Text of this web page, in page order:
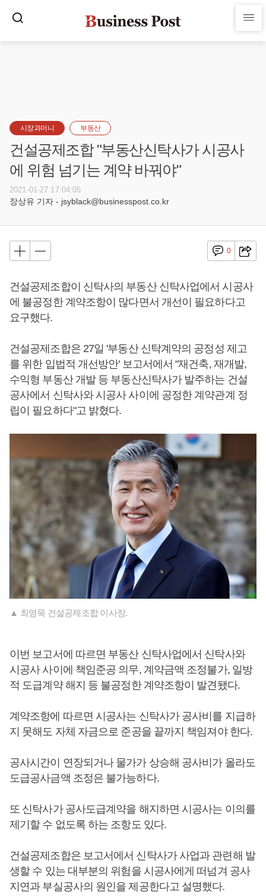
시장과머니 부동산
건설공제조합 "부동산신탁사가 시공사
에 위험 넘기는 계약 바꿔야"
2021-01-27 17:04:05
장상유 기자 - jsyblack@businesspost.co.kr
0
건설공제조합이 신탁사의 부동산 신탁사업에서 시공사
에 불공정한 계약조항이 많다면서 개선이 필요하다고
요구했다.
건설공제조합은 27일 '부동산 신탁계약의 공정성 제고
를 위한 입법적 개선방안' 보고서에서 "재건축, 재개발,
수익형 부동산 개발 등 부동산신탁사가 발주하는 건설
공사에서 신탁사와 시공사 사이에 공정한 계약관계 정
립이 필요하다"고 밝혔다.
▲ 최영묵 건설공제조합 이사장.
이번 보고서에 따르면 부동산 신탁사업에서 신탁사와
시공사 사이에 책임준공 의무, 계약금액 조정불가, 일방
적 도급계약 해지 등 불공정한 계약조항이 발견됐다.
계약조항에 따르면 시공사는 신탁사가 공사비를 지급하
지 못해도 자체 자금으로 준공을 끝까지 책임져야 한다.
공사시간이 연장되거나 물가가 상승해 공사비가 올라도
도급공사금액 조정은 불가능하다.
또 신탁사가 공사도급계약을 해지하면 시공사는 이의를
제기할 수 없도록 하는 조항도 있다.
건설공제조합은 보고서에서 신탁사가 사업과 관련해 발
생할 수 있는 대부분의 위험을 시공사에게 떠넘겨 공사
지연과 부실공사의 원인을 제공한다고 설명했다.